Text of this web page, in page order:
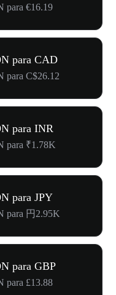
para €16.19
para CAD
para C$26.12
para INR
para ₹1.78K
para JPY
para 円2.95K
para GBP
para £13.88